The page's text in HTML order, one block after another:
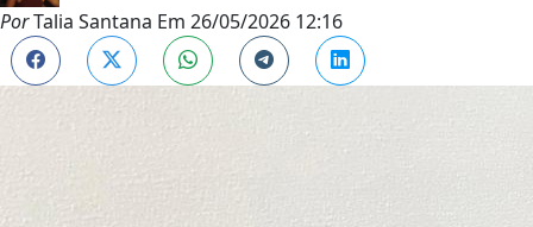
PorTalia Santana Em 26/05/2026 12:16